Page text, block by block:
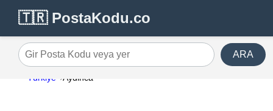
🇹🇷 PostaKodu.co
Gir Posta Kodu veya yer ARA
Türkiye Aydinca